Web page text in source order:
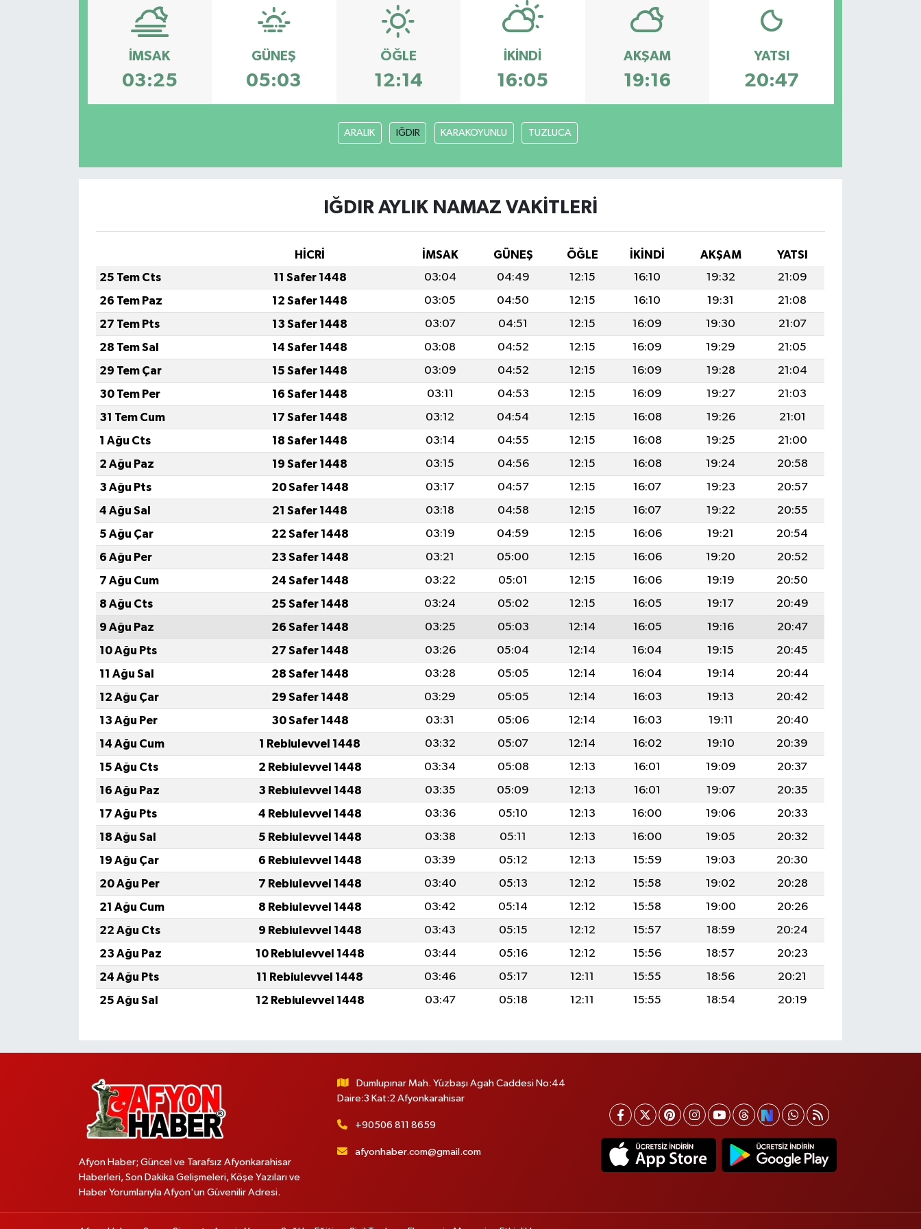
İMSAK
03:25
GÜNEŞ
05:03
ÖĞLE
12:14
İKINDI
16:05
AKŞAM
19:16
YATSI
20:47
ARALIK IĞDIR KARAKOYUNLU TUZLUCA
IĞDIR AYLIK NAMAZ VAKITLERI
HİCRİ İMSAK GÜNEŞ ÖĞLE İKINDI AKŞAM
YATSI
25 Tem Cts
11 Safer 1448 03:04 04:49 12:15 16:10 19:32
21:09
26 Tem Paz
12 Safer 1448 03:05 04:50 12:15 16:10 19:31
21:08
27 Tem Pts
13 Safer 1448 03:07 04:51 12:15 16:09 19:30
21:07
28 Tem Sal
14 Safer 1448 03:08 04:52 12:15 16:09 19:29
21:05
29 Tem Çar
15 Safer 1448 03:09 04:52 12:15 16:09 19:28
21:04
30 Tem Per
16 Safer 1448 03:11 04:53 12:15 16:09 19:27
21:03
31 Tem Cum
17 Safer 1448 03:12 04:54 12:15 16:08 19:26
21:01
1 Ağu Cts
18 Safer 1448 03:14 04:55 12:15 16:08 19:25
21:00
2 Ağu Paz
19 Safer 1448 03:15 04:56 12:15 16:08 19:24
20:58
3 Ağu Pts
20 Safer 1448 03:17 04:57 12:15 16:07 19:23
20:57
4 Ağu Sal
21 Safer 1448 03:18 04:58 12:15 16:07 19:22
20:55
5 Ağu Çar
22 Safer 1448 03:19 04:59 12:15 16:06 19:21
20:54
6 Ağu Per
23 Safer 1448 03:21 05:00 12:15 16:06 19:20
20:52
7 Ağu Cum
24 Safer 1448 03:22 05:01 12:15 16:06 19:19
20:50
8 Ağu Cts
25 Safer 1448 03:24 05:02 12:15 16:05 19:17
20:49
9 Ağu Paz
26 Safer 1448 03:25 05:03 12:14 16:05 19:16
20:47
10 Ağu Pts
27 Safer 1448 03:26 05:04 12:14 16:04 19:15
20:45
11 Ağu Sal
28 Safer 1448 03:28 05:05 12:14 16:04 19:14
20:44
12 Ağu Çar
29 Safer 1448 03:29 05:05 12:14 16:03 19:13
20:42
13 Ağu Per
30 Safer 1448 03:31 05:06 12:14 16:03 19:11
20:40
14 Ağu Cum
1 Rebiulevvel 1448 03:32 05:07 12:14 16:02 19:10
20:39
15 Ağu Cts
2 Rebiulevvel 1448 03:34 05:08 12:13 16:01 19:09
20:37
16 Ağu Paz
3 Rebiulevvel 1448 03:35 05:09 12:13 16:01 19:07
20:35
17 Ağu Pts
4 Rebiulevvel 1448 03:36 05:10 12:13 16:00 19:06
20:33
18 Ağu Sal
5 Rebiulevvel 1448 03:38 05:11 12:13 16:00 19:05
20:32
19 Ağu Çar
6 Rebiulevvel 1448 03:39 05:12 12:13 15:59 19:03
20:30
20 Ağu Per
7 Rebiulevvel 1448 03:40 05:13 12:12 15:58 19:02
20:28
21 Ağu Cum
8 Rebiulevvel 1448 03:42 05:14 12:12 15:58 19:00
20:26
22 Ağu Cts
9 Rebiulevvel 1448 03:43 05:15 12:12 15:57 18:59
20:24
23 Ağu Paz
10 Rebiulevvel 1448 03:44 05:16 12:12 15:56 18:57
20:23
24 Ağu Pts
11 Rebiulevvel 1448 03:46 05:17 12:11 15:55 18:56
20:21
25 Ağu Sal
12 Rebiulevvel 1448 03:47 05:18 12:11 15:55 18:54 20:19
Afyon Haber; Güncel ve Tarafsız Afyonkarahisar
Haberleri, Son Dakika Gelişmeleri, Köşe Yazıları ve
Haber Yorumlarıyla Afyon'un Güvenilir Adresi.
Dumlupınar Mah. Yüzbaşı Agah Caddesi No:44
Daire:3 Kat:2 Afyonkarahisar
+90506 811 8659
afyonhaber.com@gmail.com